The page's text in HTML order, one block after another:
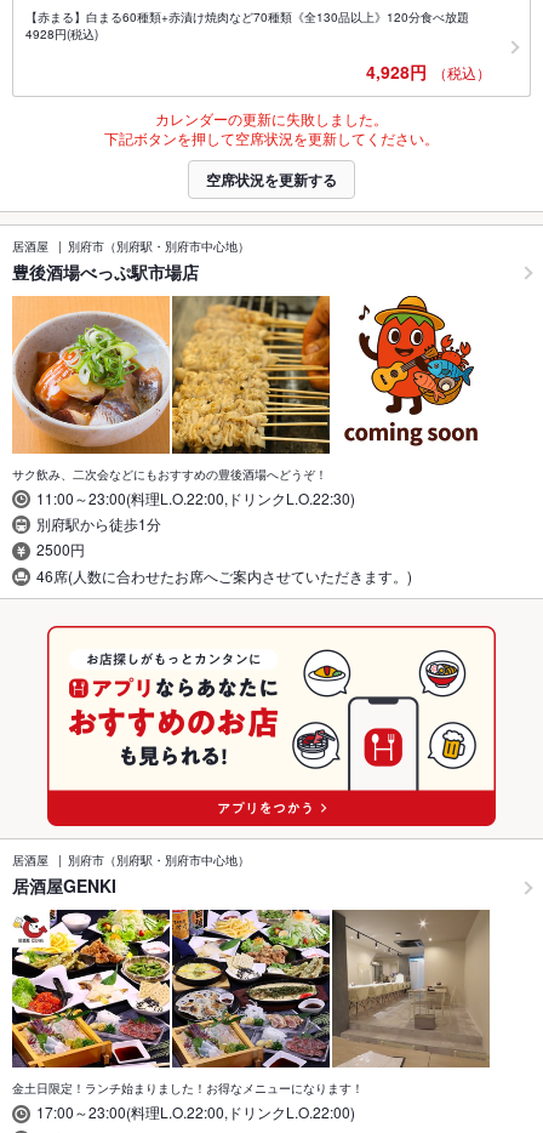
【赤まる】白まる60種類+赤漬け焼肉など70種類《全130品以上》120分食べ放題
4928円(税込)
4,928円 （税込）
カレンダーの更新に失敗しました。
下記ボタンを押して空席状況を更新してください。
空席状況を更新する
居酒屋 別府市（別府駅・別府市中心地）
豊後酒場べっぷ駅市場店
サク飲み、二次会などにもおすすめの豊後酒場へどうぞ！
11:00～23:00(料理L.O.22:00,ドリンクL.O.22:30)
別府駅から徒歩1分
2500円
46席(人数に合わせたお席へご案内させていただきます。)
居酒屋 別府市（別府駅・別府市中心地）
居酒屋GENKI
金土日限定！ランチ始まりました！お得なメニューになります！
17:00～23:00(料理L.O.22:00,ドリンクL.O.22:00)